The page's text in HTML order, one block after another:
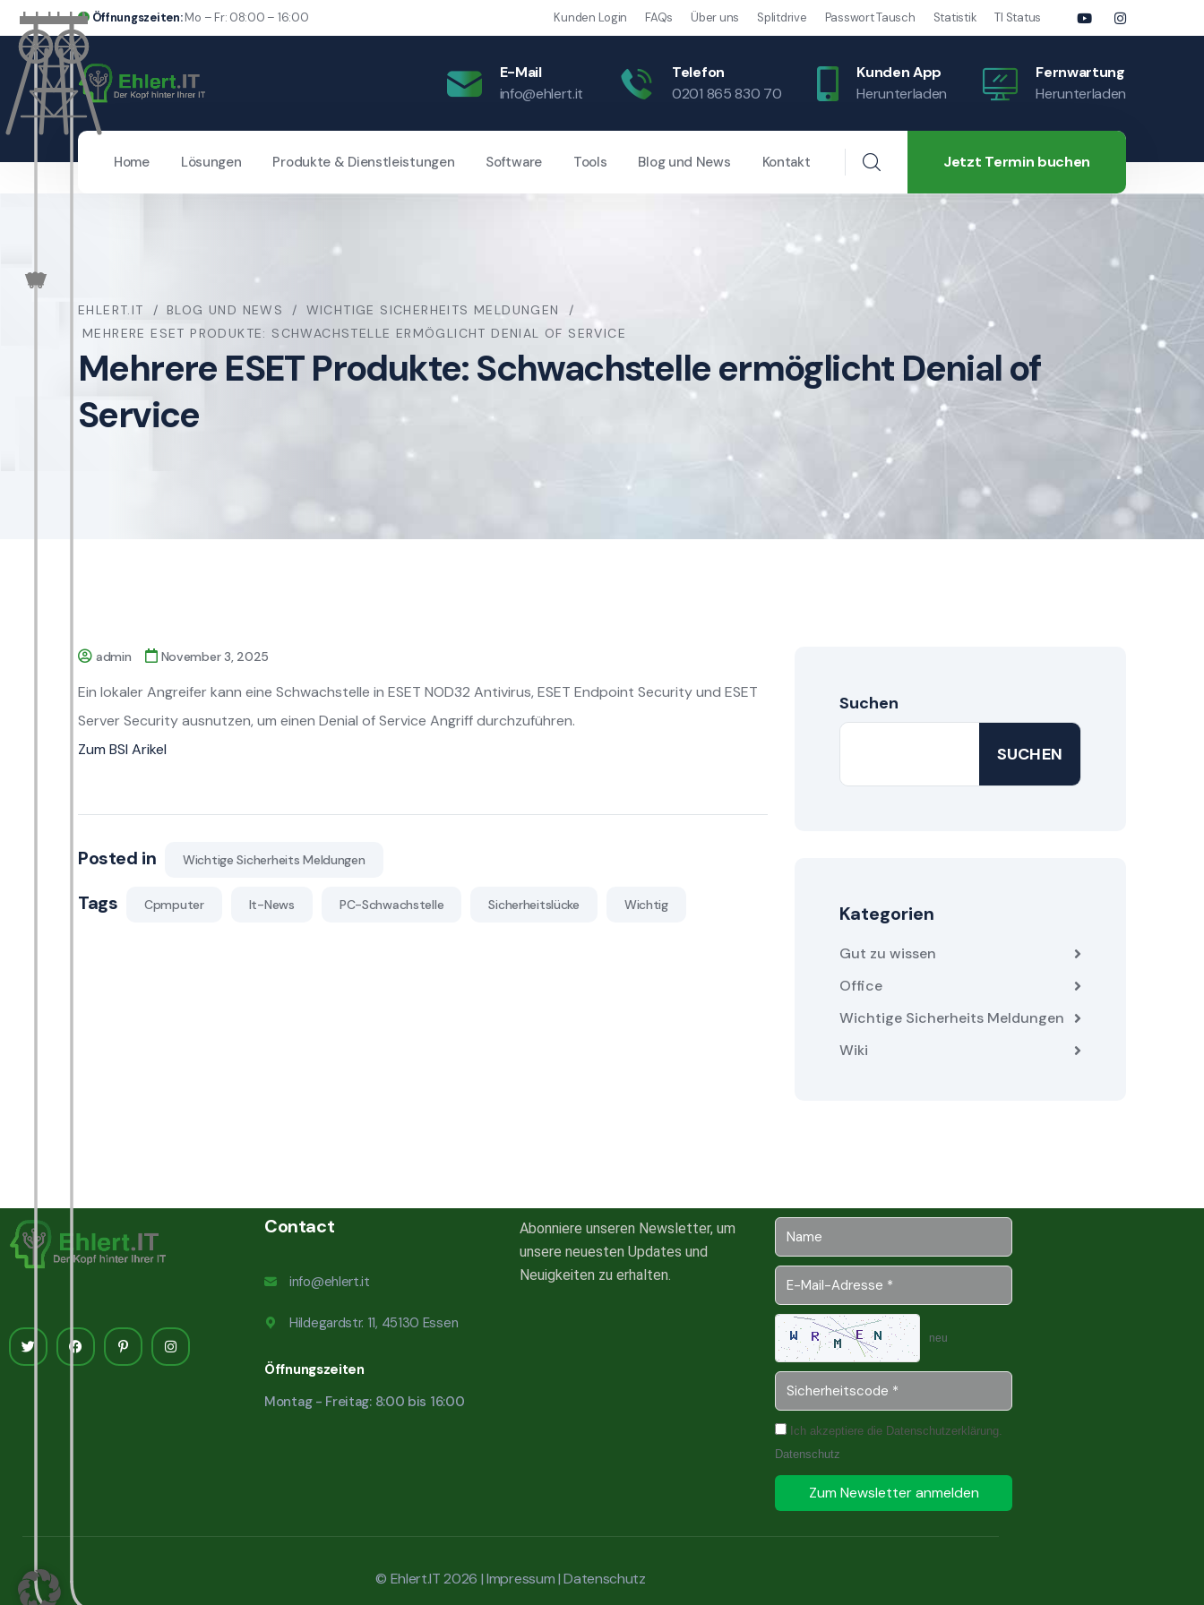
Öffnungszeiten:Mo – Fr: 08:00 – 16:00 Kunden Login FAQs Über uns Splitdrive Passwort Tausch Statistik TI Status
E-Mail
info@ehlert.it
Telefon
0201 865 830 70
Kunden App
Herunterladen
Fernwartung
Herunterladen
Home Lösungen Produkte & Dienstleistungen Software Tools Blog und News Kontakt Jetzt Termin buchen
EHLERT.IT BLOG UND NEWS
WICHTIGE SICHERHEITS MELDUNGEN
MEHRERE ESET PRODUKTE: SCHWACHSTELLE ERMÖGLICHT DENIAL OF SERVICE
Mehrere ESET Produkte: Schwachstelle ermöglicht Denial of
Service
admin November 3, 2025
Ein lokaler Angreifer kann eine Schwachstelle in ESET NOD32 Antivirus, ESET Endpoint Security und ESET
Server Security ausnutzen, um einen Denial of Service Angriff durchzuführen.
Zum BSI Arikel
Posted in Wichtige Sicherheits Meldungen
Tags Cpmputer It-News PC-Schwachstelle Sicherheitslücke Wichtig
Suchen
SUCHEN
Kategorien
Gut zu wissen
Office
Wichtige Sicherheits Meldungen
Wiki
Contact
info@ehlert.it
Hildegardstr. 11, 45130 Essen
Öffnungszeiten
Montag - Freitag: 8:00 bis 16:00
Abonniere unseren Newsletter, um
unsere neuesten Updates und
Neuigkeiten zu erhalten.
neu
Ich akzeptiere die Datenschutzerklärung.
Datenschutz
Zum Newsletter anmelden
© Ehlert.IT 2026 |Impressum|Datenschutz